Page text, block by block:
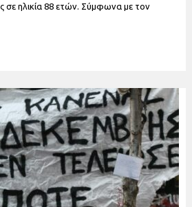
σε ηλικία 88 ετών. Σύμφωνα με τον